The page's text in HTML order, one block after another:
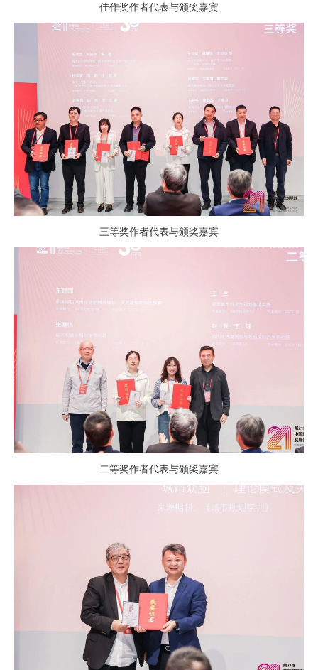
佳作奖作者代表与颁奖嘉宾
三等奖作者代表与颁奖嘉宾
二等奖作者代表与颁奖嘉宾